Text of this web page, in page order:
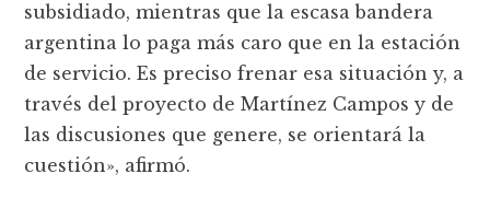
subsidiado, mientras que la escasa bandera
argentina lo paga más caro que en la estación
de servicio. Es preciso frenar esa situación y, a
través del proyecto de Martí­nez Campos y de
las discusiones que genere, se orientará la
cuestión», afirmó.